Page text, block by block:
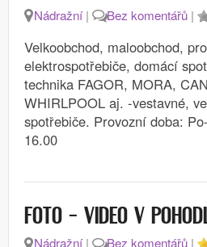
Nádražní| Bez komentářů |
Velkoobchod, maloobchod,
elektrospotřebiče, domácí
technika FAGOR, MORA,
WHIRLPOOL aj. -vestavné,
spotřebiče. Provozní doba:
16.00
FOTO – VIDEO V
Nádražní| Bez komentářů |